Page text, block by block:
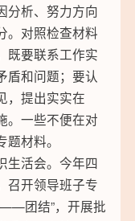
分析、努力方向
。对照检查材料
既要联系工作实
盾和问题；要认
，提出实实在
。一些不便在对
材料。
生活会。今年四
召开领导班子专
团结”，开展批